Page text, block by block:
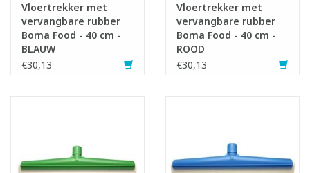
Vloertrekker met
vervangbare rubber
Boma Food - 40 cm -
BLAUW
€30,13
Vloertrekker met
vervangbare rubber
Boma Food - 40 cm -
ROOD
€30,13